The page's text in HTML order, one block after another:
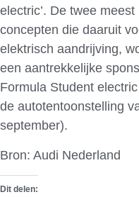
electric’. De twee
concepten die daaruit
elektrisch aandrijving,
een aantrekkelijke
Formula Student
de autotentoonstelling
september).
Bron: Audi Nederland
Dit delen: